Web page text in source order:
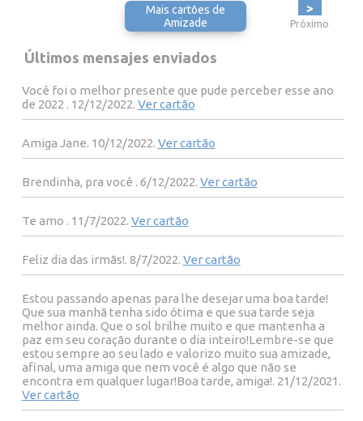
Mais cartões de
Amizade
>
Próximo
Últimos mensajes enviados
Você foi o melhor presente que pude perceber esse ano
de 2022 . 12/12/2022. Ver cartão
Amiga Jane. 10/12/2022. Ver cartão
Brendinha, pra você . 6/12/2022. Ver cartão
Te amo . 11/7/2022. Ver cartão
Feliz dia das irmãs!. 8/7/2022. Ver cartão
Estou passando apenas para lhe desejar uma boa tarde!
Que sua manhã tenha sido ótima e que sua tarde seja
melhor ainda. Que o sol brilhe muito e que mantenha a
paz em seu coração durante o dia inteiro!Lembre-se que
estou sempre ao seu lado e valorizo muito sua amizade,
afinal, uma amiga que nem você é algo que não se
encontra em qualquer lugar!Boa tarde, amiga!. 21/12/2021.
Ver cartão